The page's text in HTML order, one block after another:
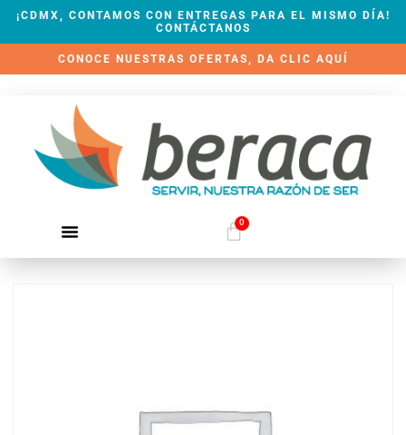
¡CDMX, CONTAMOS CON ENTREGAS PARA EL MISMO DÍA!
CONTÁCTANOS
CONOCE NUESTRAS OFERTAS, DA CLIC AQUÍ
0